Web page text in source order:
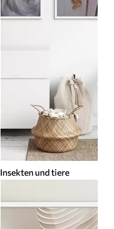
Insekten und tiere